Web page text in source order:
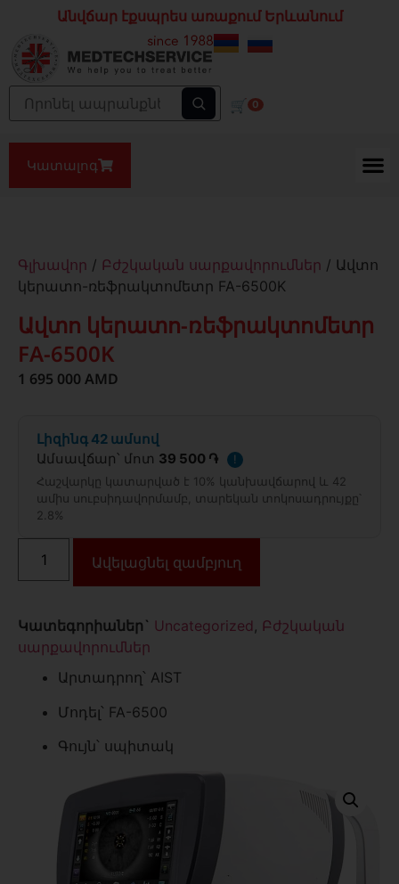
Անվճար էքսպրես առաքում Երևանում
🛒 0
Կատալոգ
Գլխավոր / Բժշկական սարքավորումներ / Ավտո
կերատո-ռեֆրակտոմետր FA-6500K
Ավտո կերատո-ռեֆրակտոմետր
FA-6500K
1 695 000 AMD
Լիզինգ 42 ամսով
Ամսավճար՝ մոտ 39 500 ֏
!
Հաշվարկը կատարված է 10% կանխավճարով և 42
ամիս սուբսիդավորմամբ, տարեկան տոկոսադրույքը՝
2.8%
Ավելացնել զամբյուղ
Կատեգորիաներ` Uncategorized , Բժշկական
սարքավորումներ
Արտադրող՝ AIST
Մոդել՝ FA-6500
Գույն՝ սպիտակ